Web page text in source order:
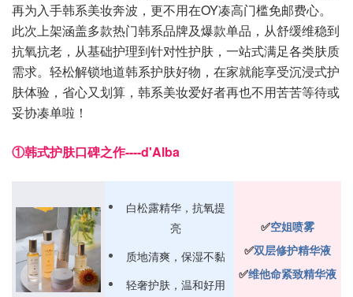
再为入手韩系美妆奔波，更不用在OY凑高门槛免邮费心。
此次上架涵盖多款热门韩系品牌及爆款单品，从舒缓维稳到
抗氧抗老，从基础护理到针对性护肤，一站式满足各类肤质
需求。轻松解锁地道韩系护肤好物，在家就能享受沉浸式护
肤体验，省心又划算，韩系美妆爱好者再也不用苦苦等待或
妥协凑单啦！
①韩式护肤口碑之作----d'Alba
白松露精华，抗氧提
亮
质地清爽，保湿不黏
轻奢护肤，温和好用
✅️空姐喷雾
✅️双层修护精华液
✅️维他命紧致精华液